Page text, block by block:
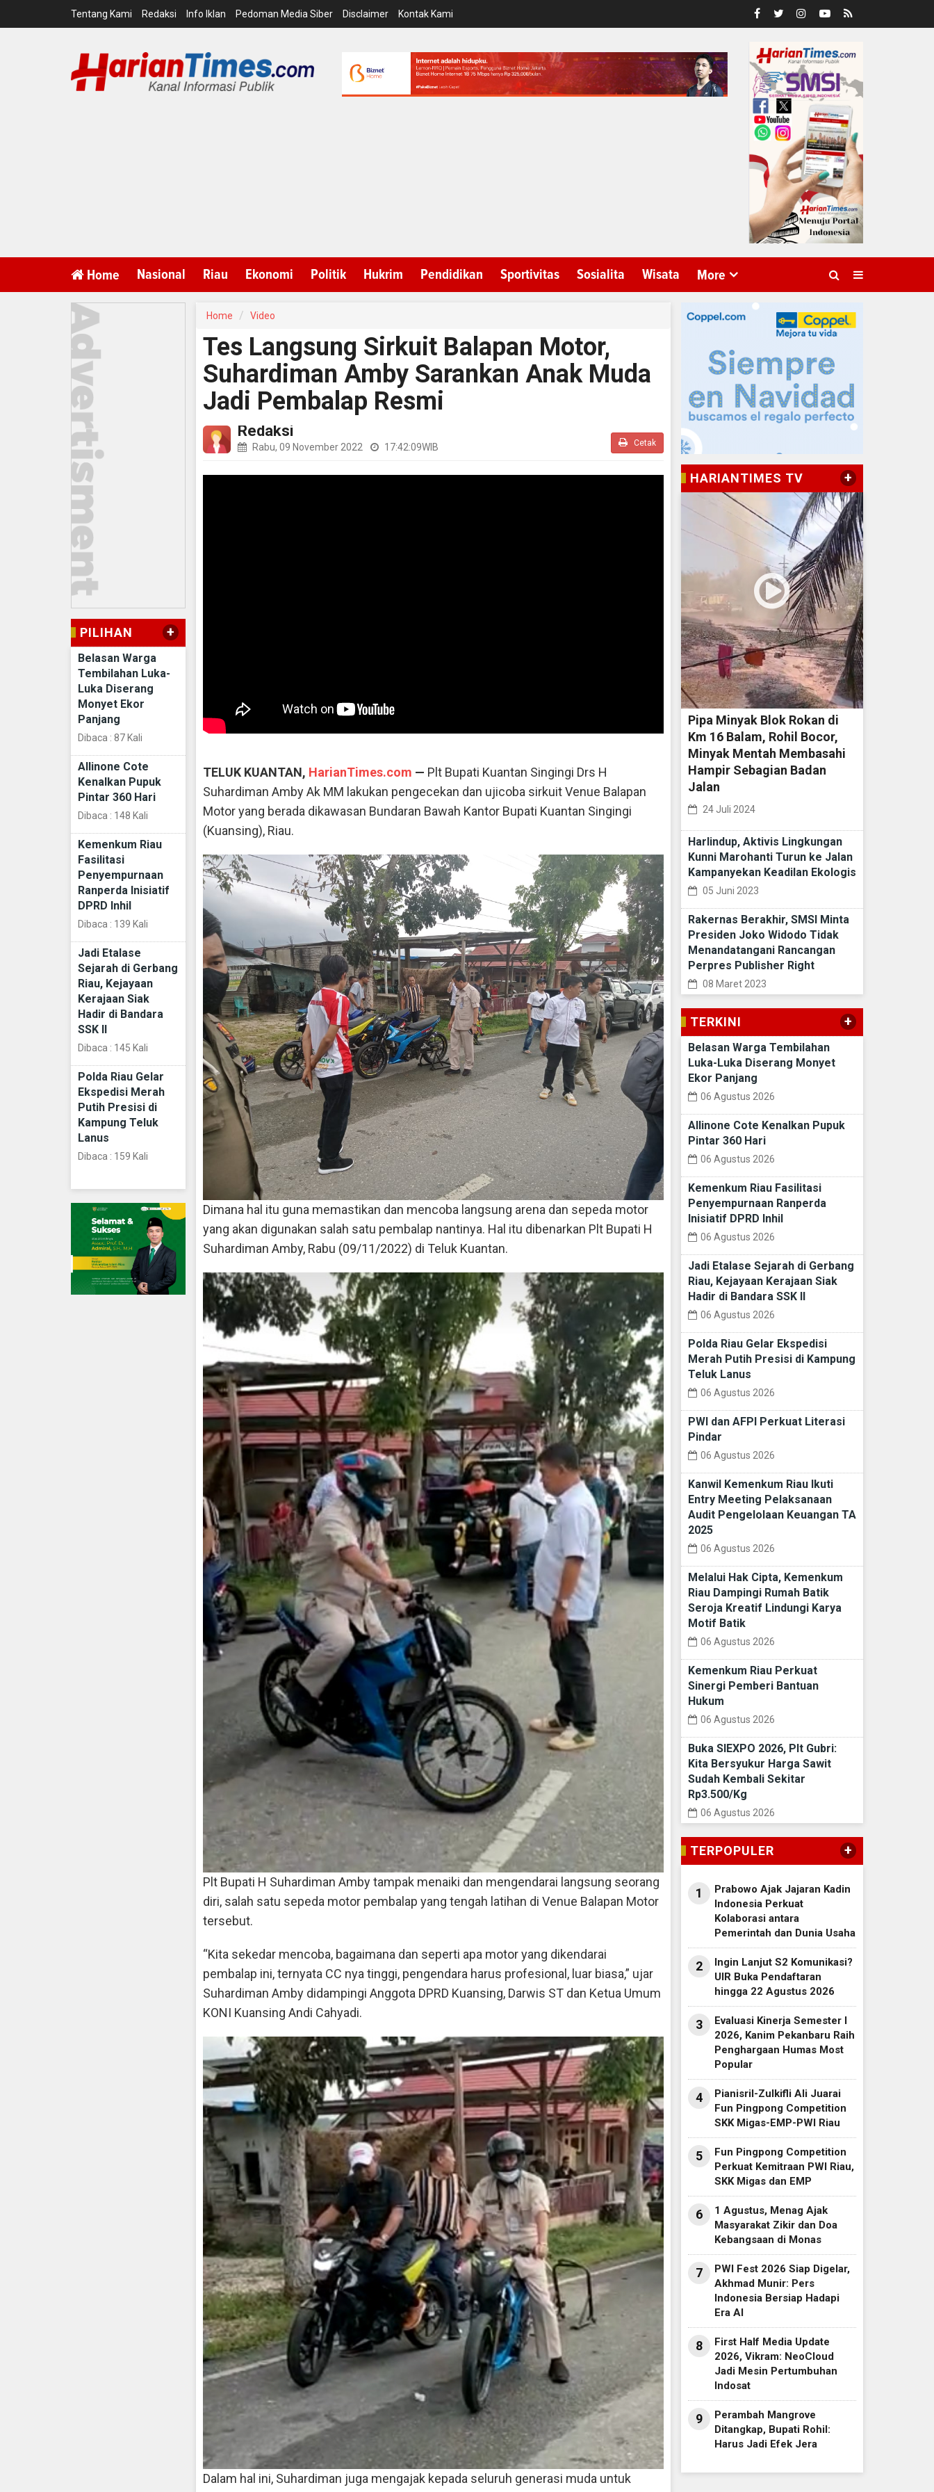
Tentang Kami Redaksi Info Iklan Pedoman Media Siber Disclaimer Kontak Kami
Home Nasional Riau Ekonomi Politik Hukrim Pendidikan Sportivitas Sosialita Wisata More
PILIHAN +
Belasan Warga
Tembilahan Luka-
Luka Diserang
Monyet Ekor
Panjang
Dibaca : 87 Kali
Allinone Cote
Kenalkan Pupuk
Pintar 360 Hari
Dibaca : 148 Kali
Kemenkum Riau
Fasilitasi
Penyempurnaan
Ranperda Inisiatif
DPRD Inhil
Dibaca : 139 Kali
Jadi Etalase
Sejarah di Gerbang
Riau, Kejayaan
Kerajaan Siak
Hadir di Bandara
SSK II
Dibaca : 145 Kali
Polda Riau Gelar
Ekspedisi Merah
Putih Presisi di
Kampung Teluk
Lanus
Dibaca : 159 Kali
Home Video
Tes Langsung Sirkuit Balapan Motor,
Suhardiman Amby Sarankan Anak Muda
Jadi Pembalap Resmi
Redaksi
Rabu, 09 November 2022 17:42:09WIB Cetak
TELUK KUANTAN, HarianTimes.com — Plt Bupati Kuantan Singingi Drs H
Suhardiman Amby Ak MM lakukan pengecekan dan ujicoba sirkuit Venue Balapan
Motor yang berada dikawasan Bundaran Bawah Kantor Bupati Kuantan Singingi
(Kuansing), Riau.
Dimana hal itu guna memastikan dan mencoba langsung arena dan sepeda motor
yang akan digunakan salah satu pembalap nantinya. Hal itu dibenarkan Plt Bupati H
Suhardiman Amby, Rabu (09/11/2022) di Teluk Kuantan.
Plt Bupati H Suhardiman Amby tampak menaiki dan mengendarai langsung seorang
diri, salah satu sepeda motor pembalap yang tengah latihan di Venue Balapan Motor
tersebut.
“Kita sekedar mencoba, bagaimana dan seperti apa motor yang dikendarai
pembalap ini, ternyata CC nya tinggi, pengendara harus profesional, luar biasa,” ujar
Suhardiman Amby didampingi Anggota DPRD Kuansing, Darwis ST dan Ketua Umum
KONI Kuansing Andi Cahyadi.
Dalam hal ini, Suhardiman juga mengajak kepada seluruh generasi muda untuk
HARIANTIMES TV +
Pipa Minyak Blok Rokan di
Km 16 Balam, Rohil Bocor,
Minyak Mentah Membasahi
Hampir Sebagian Badan
Jalan
24 Juli 2024
Harlindup, Aktivis Lingkungan
Kunni Marohanti Turun ke Jalan
Kampanyekan Keadilan Ekologis
05 Juni 2023
Rakernas Berakhir, SMSI Minta
Presiden Joko Widodo Tidak
Menandatangani Rancangan
Perpres Publisher Right
08 Maret 2023
TERKINI +
Belasan Warga Tembilahan
Luka-Luka Diserang Monyet
Ekor Panjang
06 Agustus 2026
Allinone Cote Kenalkan Pupuk
Pintar 360 Hari
06 Agustus 2026
Kemenkum Riau Fasilitasi
Penyempurnaan Ranperda
Inisiatif DPRD Inhil
06 Agustus 2026
Jadi Etalase Sejarah di Gerbang
Riau, Kejayaan Kerajaan Siak
Hadir di Bandara SSK II
06 Agustus 2026
Polda Riau Gelar Ekspedisi
Merah Putih Presisi di Kampung
Teluk Lanus
06 Agustus 2026
PWI dan AFPI Perkuat Literasi
Pindar
06 Agustus 2026
Kanwil Kemenkum Riau Ikuti
Entry Meeting Pelaksanaan
Audit Pengelolaan Keuangan TA
2025
06 Agustus 2026
Melalui Hak Cipta, Kemenkum
Riau Dampingi Rumah Batik
Seroja Kreatif Lindungi Karya
Motif Batik
06 Agustus 2026
Kemenkum Riau Perkuat
Sinergi Pemberi Bantuan
Hukum
06 Agustus 2026
Buka SIEXPO 2026, Plt Gubri:
Kita Bersyukur Harga Sawit
Sudah Kembali Sekitar
Rp3.500/Kg
06 Agustus 2026
TERPOPULER +
1
Prabowo Ajak Jajaran Kadin
Indonesia Perkuat
Kolaborasi antara
Pemerintah dan Dunia Usaha
2
Ingin Lanjut S2 Komunikasi?
UIR Buka Pendaftaran
hingga 22 Agustus 2026
3
Evaluasi Kinerja Semester I
2026, Kanim Pekanbaru Raih
Penghargaan Humas Most
Popular
4
Pianisril-Zulkifli Ali Juarai
Fun Pingpong Competition
SKK Migas-EMP-PWI Riau
5
Fun Pingpong Competition
Perkuat Kemitraan PWI Riau,
SKK Migas dan EMP
6
1 Agustus, Menag Ajak
Masyarakat Zikir dan Doa
Kebangsaan di Monas
7
PWI Fest 2026 Siap Digelar,
Akhmad Munir: Pers
Indonesia Bersiap Hadapi
Era AI
8
First Half Media Update
2026, Vikram: NeoCloud
Jadi Mesin Pertumbuhan
Indosat
9
Perambah Mangrove
Ditangkap, Bupati Rohil:
Harus Jadi Efek Jera